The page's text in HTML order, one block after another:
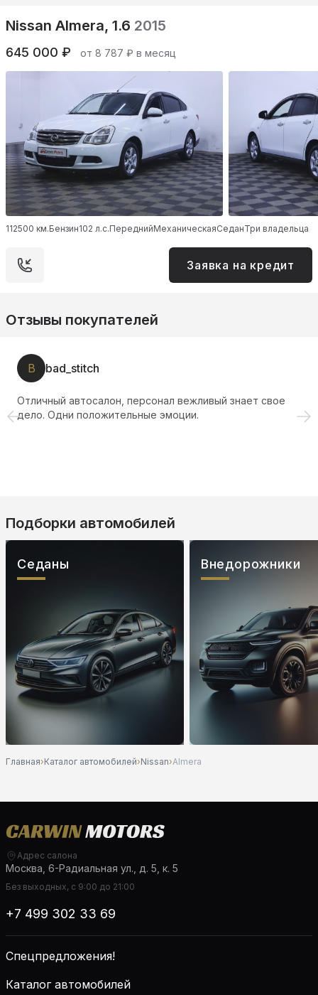
Nissan Almera, 1.6 2015
645 000 ₽ от 8 787 ₽ в месяц
112500 км.Бензин102 л.с.ПереднийМеханическаяСеданТри владельца
Заявка на кредит
Отзывы покупателей
Л Любовь О.
Хороший автосалон, менеджер все объяснил и показал,
спасибо.
Подборки автомобилей
Седаны Внедорожники
Главная›Каталог автомобилей›Nissan›Almera
Адрес салона
Москва, 6-Радиальная ул., д. 5, к. 5
Без выходных, с 9:00 до 21:00
+7 499 302 33 69
Спецпредложения!
Каталог автомобилей